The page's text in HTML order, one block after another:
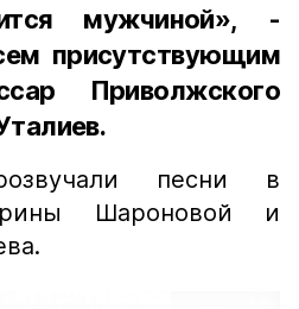
мужчиной», -
присутствующим
Приволжского
песни в
Шароновой и